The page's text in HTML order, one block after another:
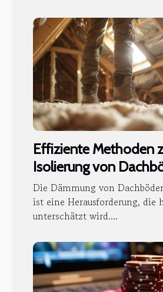
Effiziente Methoden
Isolierung von
Altbauten
Die Dämmung von
ist eine Herausforderung, die
unterschätzt wird....